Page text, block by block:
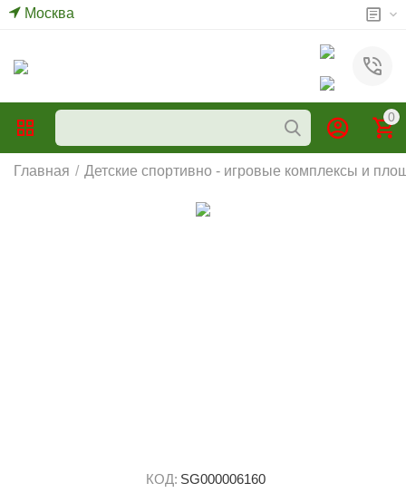
Москва
0
Главная / Детские спортивно - игровые комплексы и
КОД: SG000006160